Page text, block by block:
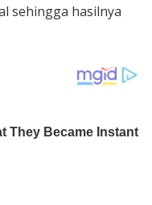
sehingga hasilnya